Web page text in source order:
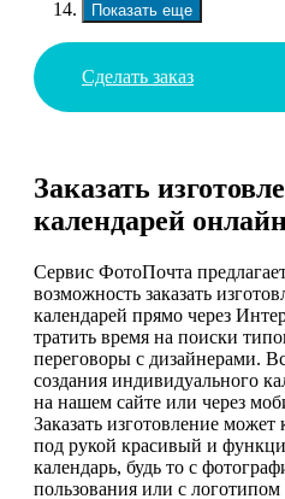
Показать еще
Сделать заказ
Заказать
календарей
Сервис ФотоПочта
возможность заказать
календарей прямо через
тратить время на поиски
переговоры с дизайнерами.
создания индивидуального
на нашем сайте или через
Заказать изготовление
под рукой красивый и
календарь, будь то с
пользования или с